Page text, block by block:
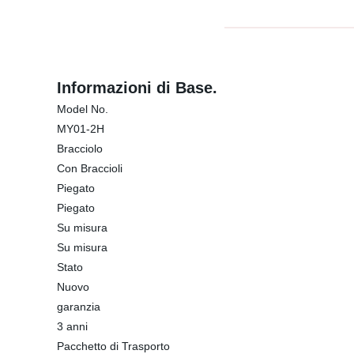
Informazioni di Base.
Model No.
MY01-2H
Bracciolo
Con Braccioli
Piegato
Piegato
Su misura
Su misura
Stato
Nuovo
garanzia
3 anni
Pacchetto di Trasporto